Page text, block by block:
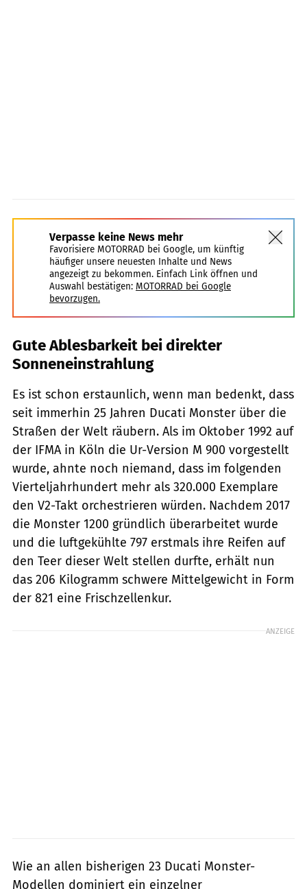
Verpasse keine News mehr
Favorisiere MOTORRAD bei Google, um künftig
häufiger unsere neuesten Inhalte und News
angezeigt zu bekommen. Einfach Link öffnen und
Auswahl bestätigen: MOTORRAD bei Google
bevorzugen.
Gute Ablesbarkeit bei direkter
Sonneneinstrahlung
Es ist schon erstaunlich, wenn man bedenkt, dass
seit immerhin 25 Jahren Ducati Monster über die
Straßen der Welt räubern. Als im Oktober 1992 auf
der IFMA in Köln die Ur-Version M 900 vorgestellt
wurde, ahnte noch niemand, dass im folgenden
Vierteljahrhundert mehr als 320.000 Exemplare
den V2-Takt orchestrieren würden. Nachdem 2017
die Monster 1200 gründlich überarbeitet wurde
und die luftgekühlte 797 erstmals ihre Reifen auf
den Teer dieser Welt stellen durfte, erhält nun
das 206 Kilogramm schwere Mittelgewicht in Form
der 821 eine Frischzellenkur.
ANZEIGE
Wie an allen bisherigen 23 Ducati Monster-
Modellen dominiert ein einzelner